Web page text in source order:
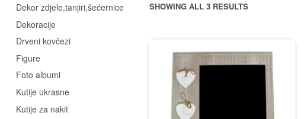
Dekor zdjele,tanjiri,šećernice
Dekoracije
Drveni kovčezi
Figure
Foto albumi
Kutije ukrasne
Kutije za nakit
SHOWING ALL 3 RESULTS